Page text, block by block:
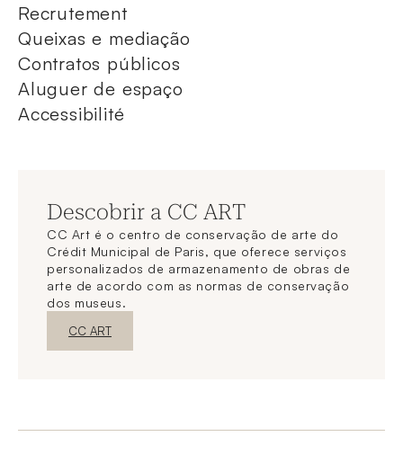
Recrutement
Queixas e mediação
Contratos públicos
Aluguer de espaço
Accessibilité
Descobrir a CC ART
CC Art é o centro de conservação de arte do
Crédit Municipal de Paris, que oferece serviços
personalizados de armazenamento de obras de
arte de acordo com as normas de conservação
dos museus.
Nova janelaDescubra o
CC ART